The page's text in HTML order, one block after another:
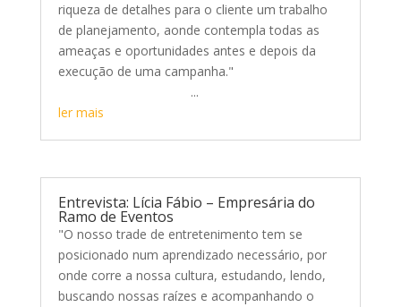
riqueza de detalhes para o cliente um trabalho
de planejamento, aonde contempla todas as
ameaças e oportunidades antes e depois da
execução de uma campanha."
...
ler mais
Entrevista: Lícia Fábio – Empresária do
Ramo de Eventos
"O nosso trade de entretenimento tem se
posicionado num aprendizado necessário, por
onde corre a nossa cultura, estudando, lendo,
buscando nossas raízes e acompanhando o